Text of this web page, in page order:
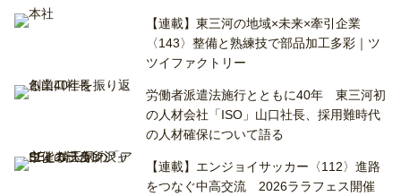
【連載】東三河の地域×未来×牽引企業
〈143〉整備と熟練技で部品加工多彩｜ツ
ツイファクトリー
労働者派遣法施行とともに40年 東三河初
の人材会社「ISO」山口社長、採用難時代
の人材確保について語る
【連載】エンジョイサッカー〈112〉進路
をつなぐ中高交流 2026ララフェス開催